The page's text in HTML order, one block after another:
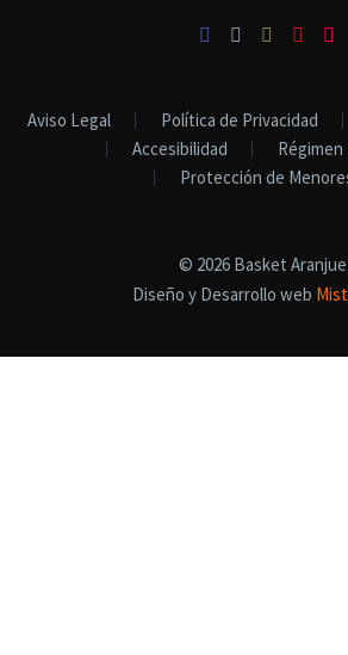
Aviso Legal Política de Privacidad
Accesibilidad
Protección de
© 2026 Basket
Diseño y Desarrollo web